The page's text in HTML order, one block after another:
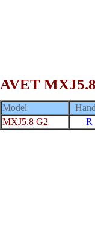
AVET
Model
MXJ5.8 G2
R